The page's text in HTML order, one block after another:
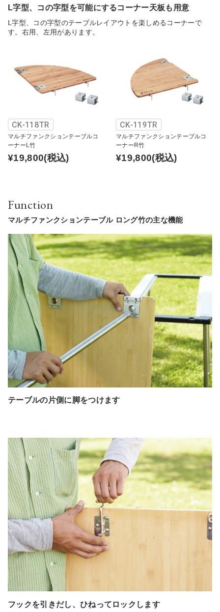
L字型、コの字型を可能にするコーナー天板も用意
L字型、コの字型のテーブルレイアウトを楽しめるコーナーで
す。右用、左用があります。
CK-118TR
マルチファンクションテーブルコ
ーナーL竹
¥19,800(税込)
CK-119TR
マルチファンクションテーブルコ
ーナーR竹
¥19,800(税込)
Function
マルチファンクションテーブル ロング竹の主な機能
テーブルの片側に脚をつけます
フックを引きだし、ひねってロックします